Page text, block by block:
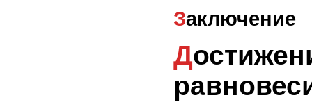
Заключение
Достижение эмоционального